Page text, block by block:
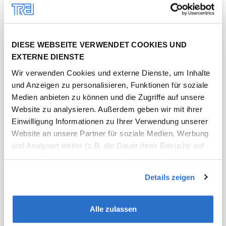
DIESE WEBSEITE VERWENDET COOKIES UND
EXTERNE DIENSTE
Wir verwenden Cookies und externe Dienste, um Inhalte
und Anzeigen zu personalisieren, Funktionen für soziale
Medien anbieten zu können und die Zugriffe auf unsere
Website zu analysieren. Außerdem geben wir mit ihrer
Einwilligung Informationen zu Ihrer Verwendung unserer
Website an unsere Partner für soziale Medien, Werbung
und Analysen weiter (z.B. die Dauer ihres Besuchs auf
werden, wo ein anderes Datenschutzniveau als in der EU
herrscht. Unsere Partner führen diese Informationen
möglicherweise mit weiteren Daten zusammen, die Sie
Details zeigen
Alle zulassen
Pressemitteilung |04.11.2021
Bau von Fachmarktzentren in Polen